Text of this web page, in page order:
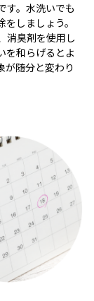
す。水洗いでも
しましょう。
消臭剤を使用し
を和らげるとよ
が随分と変わり